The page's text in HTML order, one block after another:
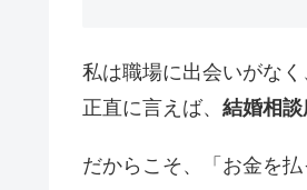
私は職場に出会いがな
正直に言えば、 結婚相
だからこそ、「お金を